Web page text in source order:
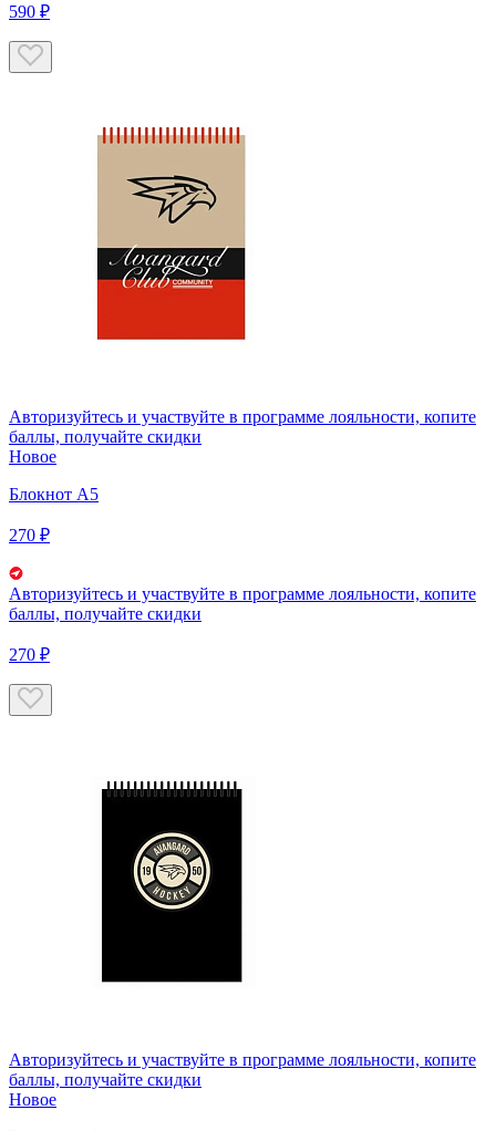
590 ₽
Авторизуйтесь и участвуйте в программе лояльности, копите
баллы, получайте скидки
Новое
Блокнот А5
270 ₽
Авторизуйтесь и участвуйте в программе лояльности, копите
баллы, получайте скидки
270 ₽
Авторизуйтесь и участвуйте в программе лояльности, копите
баллы, получайте скидки
Новое